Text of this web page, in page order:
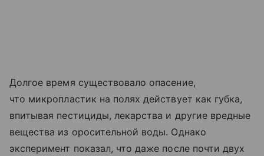
Долгое время существовало опасение,
что микропластик на полях действует как губка,
впитывая пестициды, лекарства и другие вредные
вещества из оросительной воды. Однако
эксперимент показал, что даже после почти двух